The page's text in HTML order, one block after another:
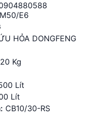
E6
HỎA DONGFENG
Kg
Lít
Lít
CB10/30-RS